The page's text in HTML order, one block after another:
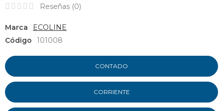
Reseñas (0)
Marca
ECOLINE
Código
101008
CONTADO
CORRIENTE